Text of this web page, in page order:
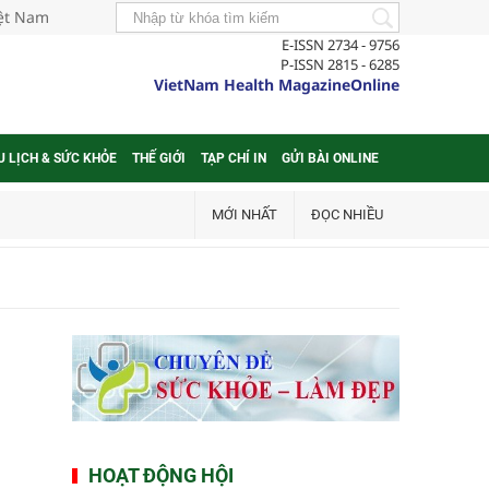
Nam
E-ISSN 2734 - 9756
P-ISSN 2815 - 6285
VietNam Health MagazineOnline
LỊCH & SỨC KHỎE THẾ GIỚI TẠP CHÍ IN GỬI BÀI ONLINE
MỚI NHẤT ĐỌC NHIỀU
HOẠT ĐỘNG HỘI